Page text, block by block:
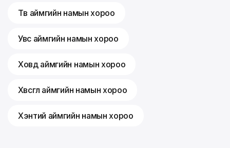
Төв аймгийн намын хороо
Увс аймгийн намын хороо
Ховд аймгийн намын хороо
Хөвсгөл аймгийн намын хороо
Хэнтий аймгийн намын хороо